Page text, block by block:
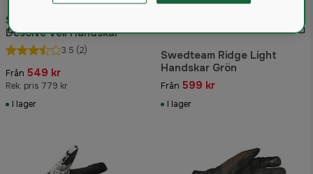
Swedteam Ridge Dry M
Desolve Veil Handskar
3.5 (2)
Från 549 kr
Rek. pris 779 kr
I lager
Swedteam Ridge Light
Handskar Grön
Från 599 kr
I lager